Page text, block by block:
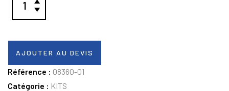
AJOUTER AU DEVIS
Référence : 08360-01
Catégorie : KITS